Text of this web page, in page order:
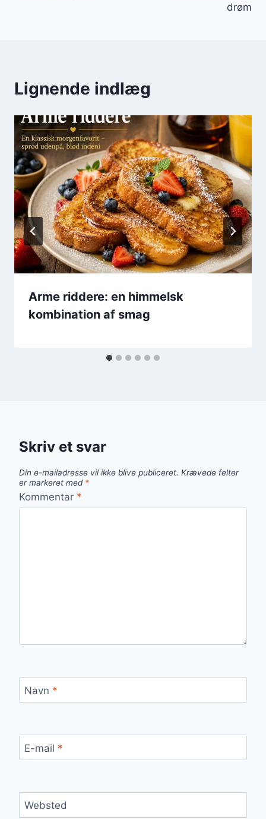
drøm
Lignende indlæg
Arme riddere: en himmelsk
kombination af smag
Skriv et svar
Din e-mailadresse vil ikke blive publiceret. Krævede felter
er markeret med *
Kommentar *
Navn *
E-mail *
Websted